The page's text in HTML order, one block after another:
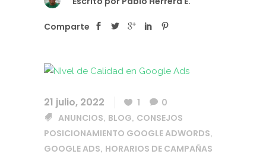
Comparte
21 julio, 2022 1
0
ANUNCIOS, BLOG, CONSEJOS
POSICIONAMIENTO GOOGLE ADWORDS,
GOOGLE ADS, HORARIOS DE CAMPAÑAS